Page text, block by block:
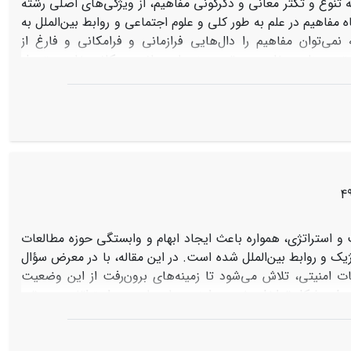
مفاهیم در علم به طور کلی و علوم اجتماعی و روابط بین‌الملل به
مفاهیم را دال‌هایی فرازمانی و فرامکانی و فارغ از
معنایی مفاهیم به تبع زمینه‌های زمانی و مکانی‌ خاص متحول
مفاهیم به اشکال متفاوتی تعریف شوند. بر همین اساس،
روابط بین‌الملل با تحول در روابط بین‌الملل به عنوان حوزه
همواره باعث ایجاد ابهام و وابستگی حوزه مطالعات
و روابط بین‌الملل شده است. در این مقاله، با در معرض سؤال
امنیتی، تلاش می‌شود تا زمینه‌های برون‌رفت از این وضعیت
حل مشکل تداخل مفهومی امنیت با سیاست و استراتژی و به تبع
سیاسی، استراتژیک و روابط بین‌الملل، بایستی مفروضاتی
تأخر پیدایش مفهوم امنیت نسبت به سیاست و استراتژی و